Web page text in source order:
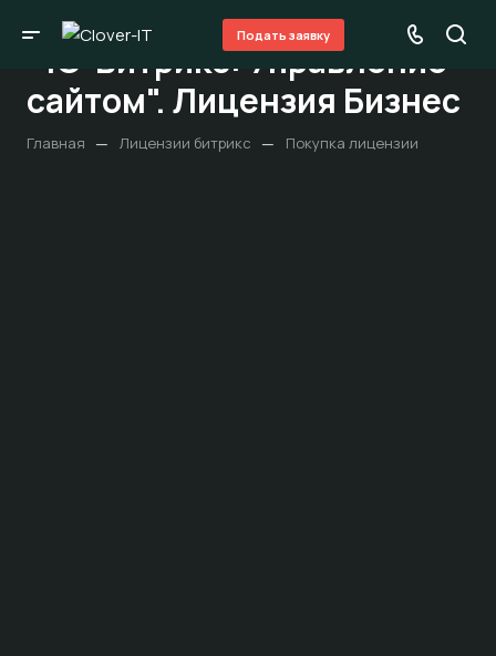
Подать заявку
"1С-Битрикс: Управление
сайтом". Лицензия Бизнес
Главная — Лицензии битрикс — Покупка лицензии